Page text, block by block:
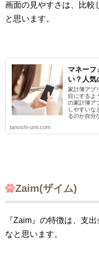
画面の見やすさは、比較
と思います。
マネーフ
い？人気
家計簿アプ
目にするよ
の家計簿ア
しやすいな
るのか自分
tanoshi-umi.com
Zaim(ザイム)
『Zaim』の特徴は、支
なと思います。